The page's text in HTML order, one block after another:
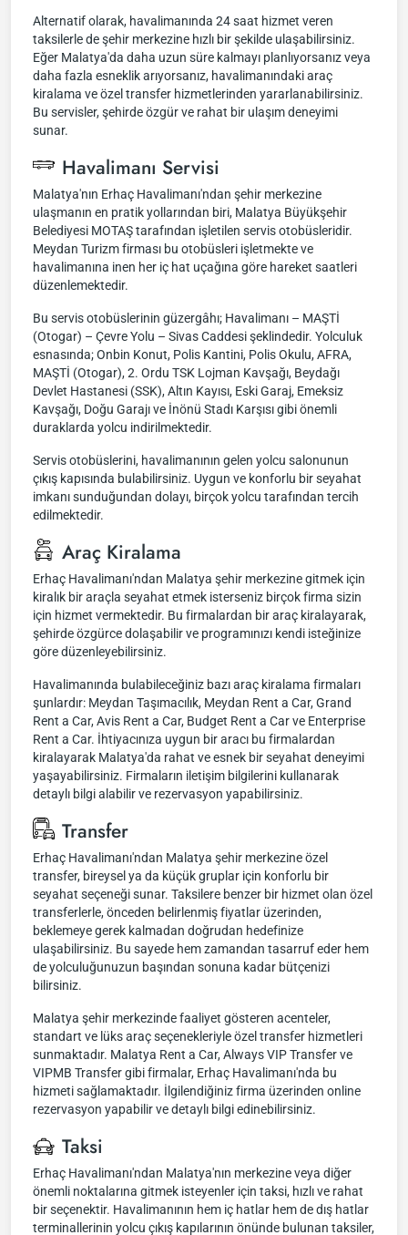
Alternatif olarak, havalimanında 24 saat hizmet veren
taksilerle de şehir merkezine hızlı bir şekilde ulaşabilirsiniz.
Eğer Malatya'da daha uzun süre kalmayı planlıyorsanız veya
daha fazla esneklik arıyorsanız, havalimanındaki araç
kiralama ve özel transfer hizmetlerinden yararlanabilirsiniz.
Bu servisler, şehirde özgür ve rahat bir ulaşım deneyimi
sunar.
Havalimanı Servisi
Malatya'nın Erhaç Havalimanı'ndan şehir merkezine
ulaşmanın en pratik yollarından biri, Malatya Büyükşehir
Belediyesi MOTAŞ tarafından işletilen servis otobüsleridir.
Meydan Turizm firması bu otobüsleri işletmekte ve
havalimanına inen her iç hat uçağına göre hareket saatleri
düzenlemektedir.
Bu servis otobüslerinin güzergâhı; Havalimanı – MAŞTİ
(Otogar) – Çevre Yolu – Sivas Caddesi şeklindedir. Yolculuk
esnasında; Onbin Konut, Polis Kantini, Polis Okulu, AFRA,
MAŞTİ (Otogar), 2. Ordu TSK Lojman Kavşağı, Beydağı
Devlet Hastanesi (SSK), Altın Kayısı, Eski Garaj, Emeksiz
Kavşağı, Doğu Garajı ve İnönü Stadı Karşısı gibi önemli
duraklarda yolcu indirilmektedir.
Servis otobüslerini, havalimanının gelen yolcu salonunun
çıkış kapısında bulabilirsiniz. Uygun ve konforlu bir seyahat
imkanı sunduğundan dolayı, birçok yolcu tarafından tercih
edilmektedir.
Araç Kiralama
Erhaç Havalimanı'ndan Malatya şehir merkezine gitmek için
kiralık bir araçla seyahat etmek isterseniz birçok firma sizin
için hizmet vermektedir. Bu firmalardan bir araç kiralayarak,
şehirde özgürce dolaşabilir ve programınızı kendi isteğinize
göre düzenleyebilirsiniz.
Havalimanında bulabileceğiniz bazı araç kiralama firmaları
şunlardır: Meydan Taşımacılık, Meydan Rent a Car, Grand
Rent a Car, Avis Rent a Car, Budget Rent a Car ve Enterprise
Rent a Car. İhtiyacınıza uygun bir aracı bu firmalardan
kiralayarak Malatya'da rahat ve esnek bir seyahat deneyimi
yaşayabilirsiniz. Firmaların iletişim bilgilerini kullanarak
detaylı bilgi alabilir ve rezervasyon yapabilirsiniz.
Transfer
Erhaç Havalimanı'ndan Malatya şehir merkezine özel
transfer, bireysel ya da küçük gruplar için konforlu bir
seyahat seçeneği sunar. Taksilere benzer bir hizmet olan özel
transferlerle, önceden belirlenmiş fiyatlar üzerinden,
beklemeye gerek kalmadan doğrudan hedefinize
ulaşabilirsiniz. Bu sayede hem zamandan tasarruf eder hem
de yolculuğunuzun başından sonuna kadar bütçenizi
bilirsiniz.
Malatya şehir merkezinde faaliyet gösteren acenteler,
standart ve lüks araç seçenekleriyle özel transfer hizmetleri
sunmaktadır. Malatya Rent a Car, Always VIP Transfer ve
VIPMB Transfer gibi firmalar, Erhaç Havalimanı'nda bu
hizmeti sağlamaktadır. İlgilendiğiniz firma üzerinden online
rezervasyon yapabilir ve detaylı bilgi edinebilirsiniz.
Taksi
Erhaç Havalimanı'ndan Malatya'nın merkezine veya diğer
önemli noktalarına gitmek isteyenler için taksi, hızlı ve rahat
bir seçenektir. Havalimanının hem iç hatlar hem de dış hatlar
terminallerinin yolcu çıkış kapılarının önünde bulunan taksiler,